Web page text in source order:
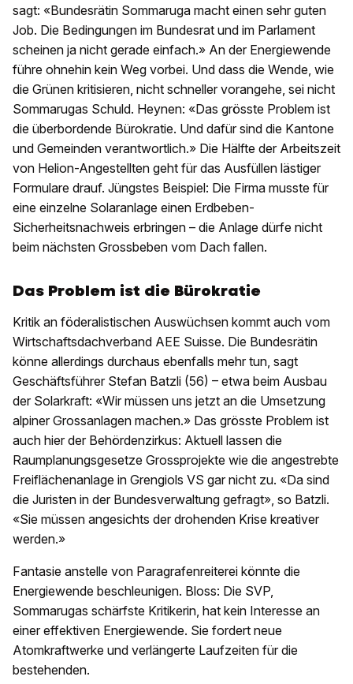
sagt: «Bundesrätin Sommaruga macht einen sehr guten
Job. Die Bedingungen im Bundesrat und im Parlament
scheinen ja nicht gerade einfach.» An der Energiewende
führe ohnehin kein Weg vorbei. Und dass die Wende, wie
die Grünen kritisieren, nicht schneller vorangehe, sei nicht
Sommarugas Schuld. Heynen: «Das grösste Problem ist
die überbordende Bürokratie. Und dafür sind die Kantone
und Gemeinden verantwortlich.» Die Hälfte der Arbeitszeit
von Helion-Angestellten geht für das Ausfüllen lästiger
Formulare drauf. Jüngstes Beispiel: Die Firma musste für
eine einzelne Solaranlage einen Erdbeben-
Sicherheitsnachweis erbringen – die Anlage dürfe nicht
beim nächsten Grossbeben vom Dach fallen.
Das Problem ist die Bürokratie
Kritik an föderalistischen Auswüchsen kommt auch vom
Wirtschaftsdachverband AEE Suisse. Die Bundesrätin
könne allerdings durchaus ebenfalls mehr tun, sagt
Geschäftsführer Stefan Batzli (56) – etwa beim Ausbau
der Solarkraft: «Wir müssen uns jetzt an die Umsetzung
alpiner Grossanlagen machen.» Das grösste Problem ist
auch hier der Behördenzirkus: Aktuell lassen die
Raumplanungsgesetze Grossprojekte wie die angestrebte
Freiflächenanlage in Grengiols VS gar nicht zu. «Da sind
die Juristen in der Bundesverwaltung gefragt», so Batzli.
«Sie müssen angesichts der drohenden Krise kreativer
werden.»
Fantasie anstelle von Paragrafenreiterei könnte die
Energiewende beschleunigen. Bloss: Die SVP,
Sommarugas schärfste Kritikerin, hat kein Interesse an
einer effektiven Energiewende. Sie fordert neue
Atomkraftwerke und verlängerte Laufzeiten für die
bestehenden.